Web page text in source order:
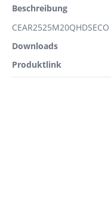
Beschreibung
Downloads
Produktlink